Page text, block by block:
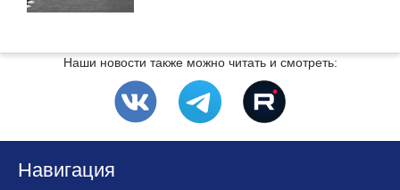
Наши новости также можно читать и смотреть:
Навигация